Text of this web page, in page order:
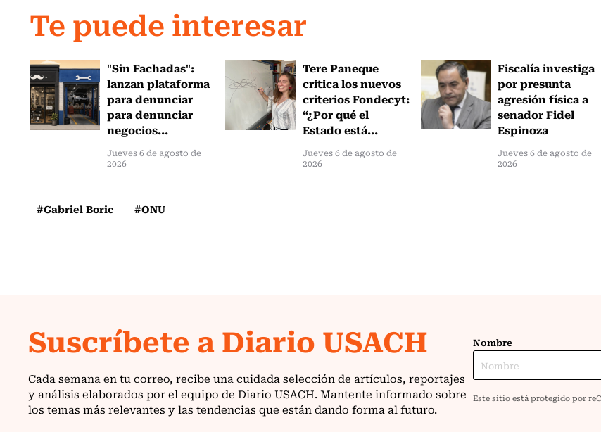
Te puede interesar
"Sin Fachadas":
lanzan plataforma
para denunciar
para denunciar
negocios...
Jueves 6 de agosto de
2026
Tere Paneque
critica los nuevos
criterios Fondecyt:
“¿Por qué el
Estado está...
Jueves 6 de agosto de
2026
Fiscalía investiga
por presunta
agresión física a
senador Fidel
Espinoza
Jueves 6 de agosto de
2026
#Gabriel Boric #ONU